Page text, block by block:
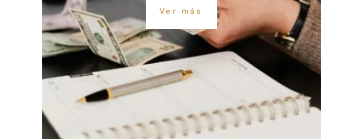
Ver más